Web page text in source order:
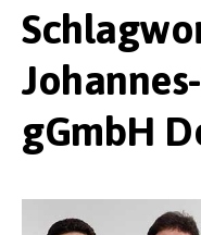
gGmbH